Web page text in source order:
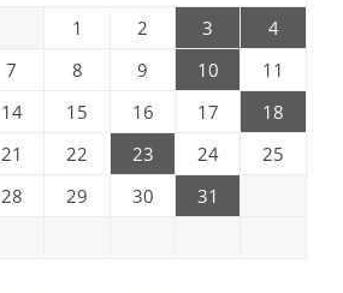
1
2 3
4
7 8 9 10
11
14 15 16 17
18
21 22 23 24
25
28 29 30 31